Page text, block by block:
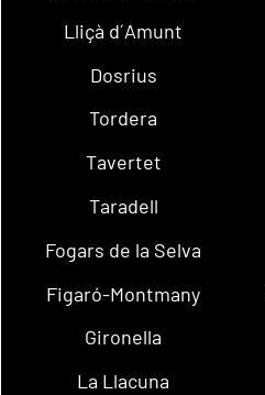
Lliçà d´Amunt
Dosrius
Tordera
Tavertet
Taradell
Fogars de la Selva
Figaró-Montmany
Gironella
La Llacuna